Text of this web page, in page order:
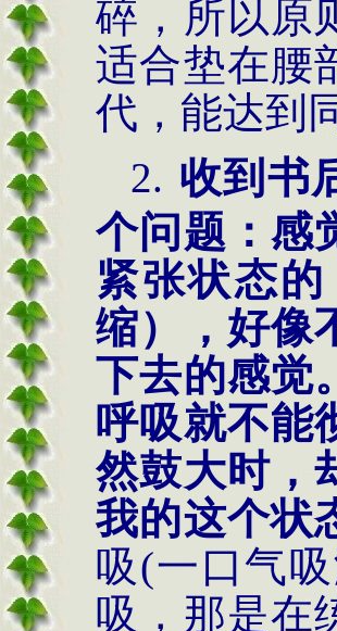
碎，所以原
适合垫在腰
代，能达到
2. 收到书
个问题：感
紧张状态
缩），好像
下去的感觉
呼吸就不能
然鼓大时，
我的这个状
吸(一口气
吸，那是在